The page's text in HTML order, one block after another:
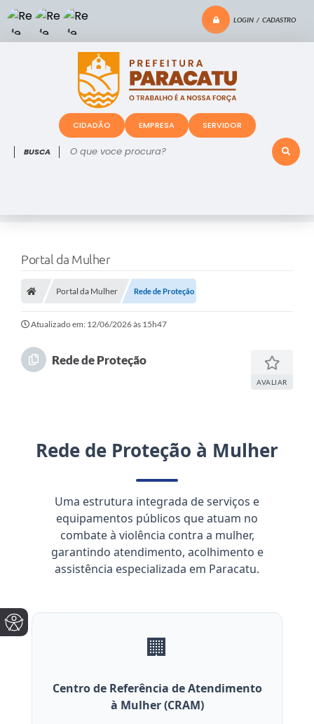
LOGIN / CADASTRO
O que voce procura?
CIDADÃO EMPRESA SERVIDOR
Portal da Mulher
Portal da Mulher Rede de Proteção
Atualizado em: 12/06/2026 às 15h47
Rede de Proteção
AVALIAR
Rede de Proteção à Mulher
Uma estrutura integrada de serviços e
equipamentos públicos que atuam no
combate à violência contra a mulher,
garantindo atendimento, acolhimento e
assistência especializada em Paracatu.
🏢
Centro de Referência de Atendimento
à Mulher (CRAM)